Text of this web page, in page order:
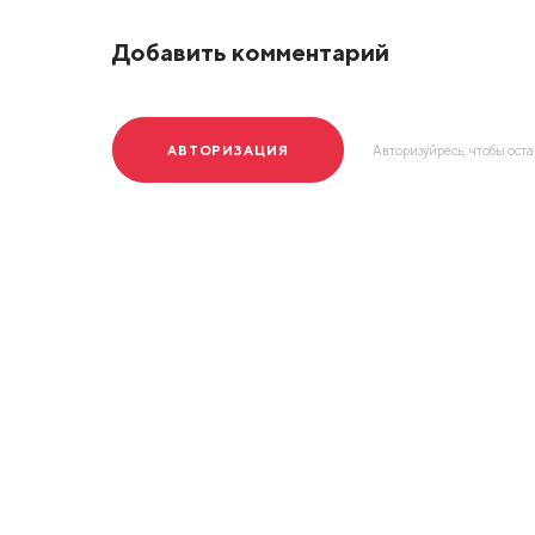
Добавить комментарий
АВТОРИЗАЦИЯ Авторизуйресь, чтобы